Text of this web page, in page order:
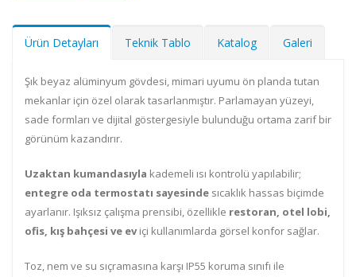
Ürün Detayları Teknik Tablo Katalog Galeri
Şık beyaz alüminyum gövdesi, mimari uyumu ön planda tutan
mekanlar için özel olarak tasarlanmıştır. Parlamayan yüzeyi,
sade formları ve dijital göstergesiyle bulunduğu ortama zarif bir
görünüm kazandırır.
Uzaktan kumandasıyla kademeli ısı kontrolü yapılabilir;
entegre oda termostatı sayesinde sıcaklık hassas biçimde
ayarlanır. Işıksız çalışma prensibi, özellikle restoran, otel lobi,
ofis, kış bahçesi ve eviçi kullanımlarda görsel konfor sağlar.
Toz, nem ve su sıçramasına karşı IP55 koruma sınıfı ile